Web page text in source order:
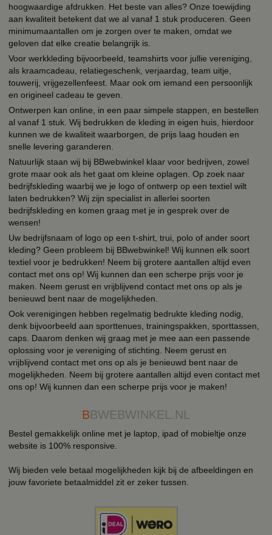
hoogwaardige afdrukken. Het beste van alles? Onze toewijding
aan kwaliteit betekent dat we al vanaf 1 stuk produceren. Geen
minimumaantallen om je zorgen over te maken, omdat we
geloven dat elke creatie belangrijk is.
Voor werkkleding bijvoorbeeld, teamshirts voor jullie vereniging,
als kraamcadeau, relatiegeschenk, verjaardag, team uitje,
touwerij, vrijgezellenfeest. Maar ook om iemand een persoonlijk
en origineel cadeau te geven.
Ontwerpen kan online, in een paar simpele stappen, en bestellen
al vanaf 1 stuk. Wij bedrukken de kleding in eigen huis, hierdoor
kunnen we de kwaliteit waarborgen, de prijs laag houden en
snelle levering garanderen.
Natuurlijk staan wij bij BBwebwinkel klaar voor bedrijven, zowel
grote maar ook als het gaat om kleine oplagen. Op zoek naar
bedrijfskleding waarbij we je logo of ontwerp op een textiel wilt
laten bedrukken? Wij zijn specialist in allerlei soorten
bedrijfskleding en komen graag met je in gesprek over de
wensen!
Uw bedrijfsnaam of logo op een t-shirt, trui, polo of ander soort
kleding? Geen probleem bij BBwebwinkel! Wij kunnen elk soort
textiel voor je bedrukken! Neem bij grotere aantallen altijd even
contact met ons op! Wij kunnen dan een scherpe prijs voor je
maken. Neem gerust en vrijblijvend contact met ons op als je
benieuwd bent naar de mogelijkheden.
Ook verenigingen hebben regelmatig bedrukte kleding nodig,
denk bijvoorbeeld aan sporttenues, trainingspakken, sporttassen,
caps. Daarom denken wij graag met je mee aan een passende
oplossing voor je vereniging of stichting. Neem gerust en
vrijblijvend contact met ons op als je benieuwd bent naar de
mogelijkheden. Neem bij grotere aantallen altijd even contact met
ons op! Wij kunnen dan een scherpe prijs voor je maken!
BBWEBWINKEL.NL
Bestel gemakkelijk online met je laptop, ipad of mobieltje onze
website is 100% responsive.
Wij bieden vele betaal mogelijkheden kijk bij de afbeeldingen en
jouw favoriete betaalmiddel zit er zeker tussen.